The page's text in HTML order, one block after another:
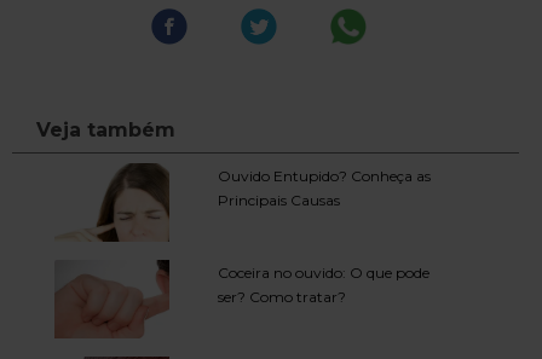
Ouvido Entupido? Conheça as
Principais Causas
Coceira no ouvido: O que pode
ser? Como tratar?
Veja também